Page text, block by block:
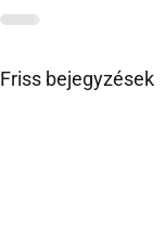
Friss bejegyzések